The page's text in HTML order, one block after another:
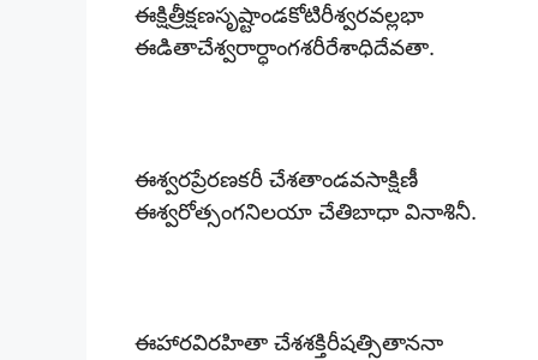
ఈక్షిత్రీక్షణసృష్టాండకోటిరీశ్వరవల్లభా
ఈడితాచేశ్వరార్ధాంగశరీరేశాధిదేవతా.
ఈశ్వరప్రేరణకరీ చేశతాండవసాక్షిణీ
ఈశ్వరోత్సంగనిలయా చేతిబాధా వినాశినీ.
ఈహారవిరహితా చేశశక్తిరీషత్సితాననా